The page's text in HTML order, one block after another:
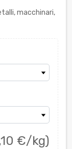
macchinari,
€/kg)